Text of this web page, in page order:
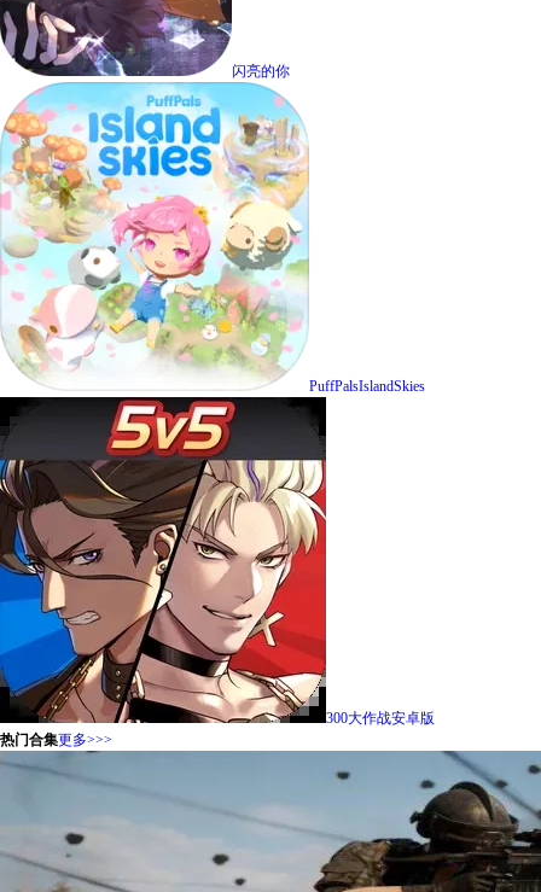
闪亮的你
PuffPalsIslandSkies
300大作战安卓版
热门合集更多>>>